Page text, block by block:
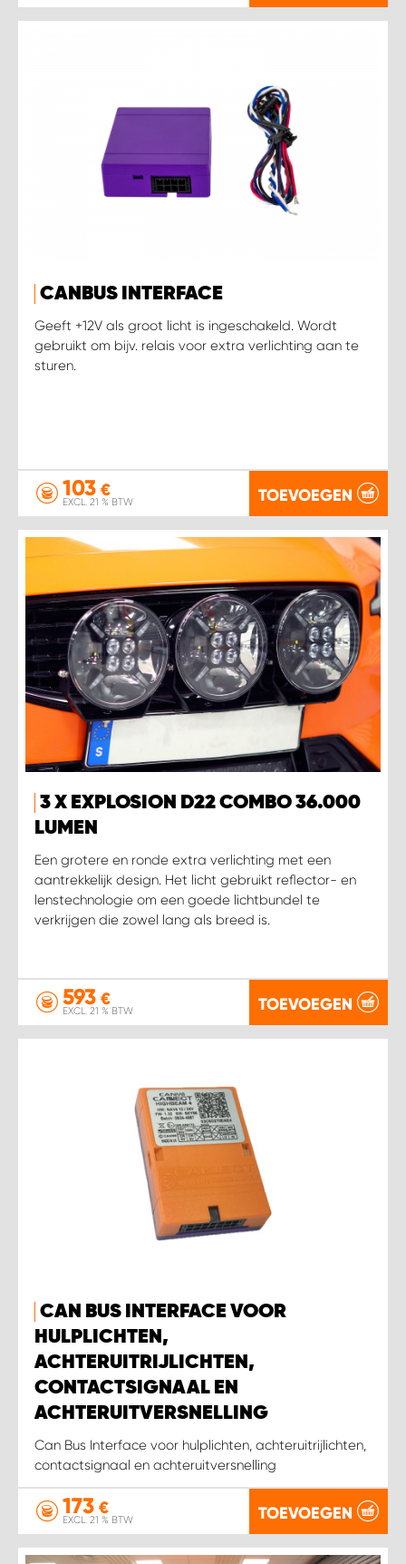
CANBUS INTERFACE
Geeft +12V als groot licht is ingeschakeld. Wordt
gebruikt om bijv. relais voor extra verlichting aan te
sturen.
103 €
EXCL. 21 % BTW TOEVOEGEN
3 X EXPLOSION D22 COMBO 36.000
LUMEN
Een grotere en ronde extra verlichting met een
aantrekkelijk design. Het licht gebruikt reflector- en
lenstechnologie om een goede lichtbundel te
verkrijgen die zowel lang als breed is.
593 €
EXCL. 21 % BTW TOEVOEGEN
CAN BUS INTERFACE VOOR
HULPLICHTEN,
ACHTERUITRIJLICHTEN,
CONTACTSIGNAAL EN
ACHTERUITVERSNELLING
Can Bus Interface voor hulplichten, achteruitrijlichten,
contactsignaal en achteruitversnelling
173 €
EXCL. 21 % BTW TOEVOEGEN